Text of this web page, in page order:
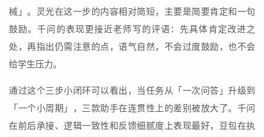
械」。灵光在这一步的内容相对简短，主要是简要肯定和一句
鼓励。千问的表现更接近老师写的评语：先具体肯定改进之
处，再指出仍需注意的点，语气自然，不会过度鼓励，也不会
给学生压力。
通过这个三步小闭环可以看出，当任务从「一次问答」升级到
「一个小周期」，三款助手在连贯性上的差别被放大了。千问
在前后承接、逻辑一致性和反馈细腻度上表现最好，豆包在执